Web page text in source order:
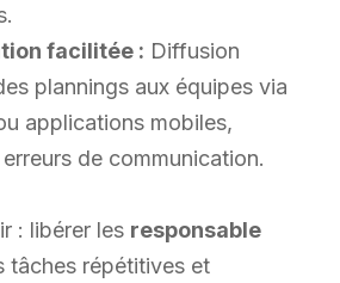
facilitée : Diffusion
plannings aux équipes via
applications mobiles,
de communication.
: libérer les responsable
tâches répétitives et